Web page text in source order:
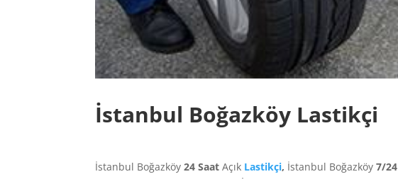
İstanbul Boğazköy Lastikçi
İstanbul Boğazköy24 Saat Açık Lastikçi, İstanbul Boğazköy7/24